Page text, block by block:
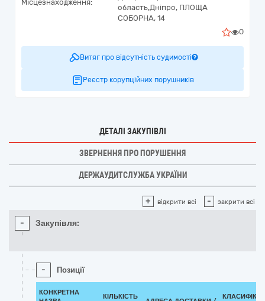
Місцезнаходження:
область,Дніпро, ПЛОЩА
СОБОРНА, 14
0
Витяг про відсутність судимості
Реєстр корупційних порушників
ДЕТАЛІ ЗАКУПІВЛІ
ЗВЕРНЕННЯ ПРО ПОРУШЕННЯ
ДЕРЖАУДИТСЛУЖБА УКРАЇНИ
+ відкрити всі - закрити всі
- Закупівля:
- Позиції
КОНКРЕТНА
КІЛЬКІСТЬ